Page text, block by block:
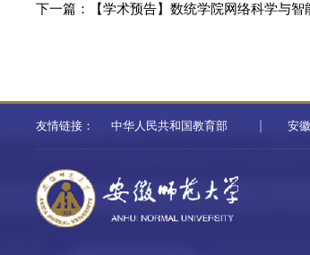
下一篇：
【学术预告】数统学院网络科学与
友情链接： 中华人民共和国教育部 安